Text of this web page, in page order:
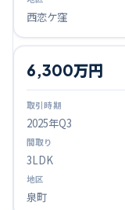
西恋ケ窪
2025年Q3
6,300万円
3LDK
泉町